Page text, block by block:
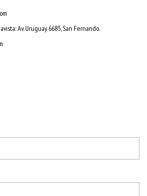
Av. Uruguay 6685, San Fernando.